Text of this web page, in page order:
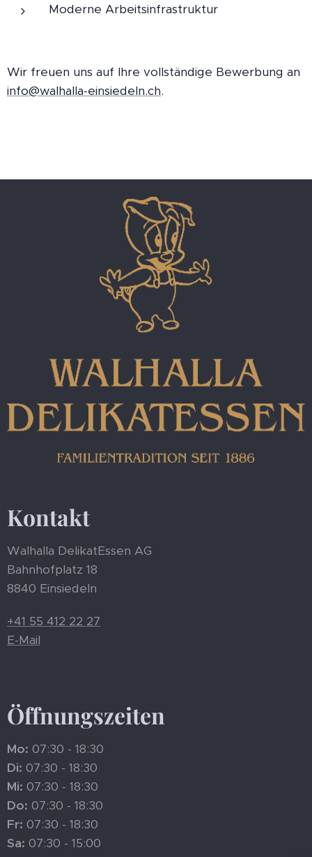
Moderne Arbeitsinfrastruktur
Wir freuen uns auf Ihre vollständige Bewerbung an
info@walhalla-einsiedeln.ch.
Kontakt
Walhalla DelikatEssen AG
Bahnhofplatz 18
8840 Einsiedeln
+41 55 412 22 27
E-Mail
Öffnungszeiten
Mo: 07:30 - 18:30
Di: 07:30 - 18:30
Mi: 07:30 - 18:30
Do: 07:30 - 18:30
Fr: 07:30 - 18:30
Sa: 07:30 - 15:00